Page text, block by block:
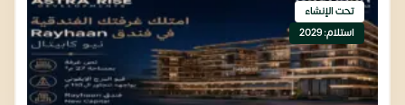
تحت الإنشاء
استلام: 2029